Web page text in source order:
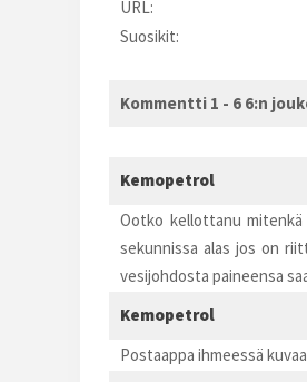
URL:
Suosikit:
Kommentti 1 - 6 6:n
Kemopetrol
Ootko kellottanu
sekunnissa alas jos on
vesijohdosta paineensa
Kemopetrol
Postaappa ihmeessä